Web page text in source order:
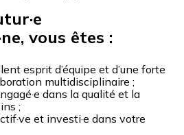
vous êtes :
esprit d’équipe et d’une forte
multidisciplinaire ;
dans la qualité et la
;
et investi·e dans votre